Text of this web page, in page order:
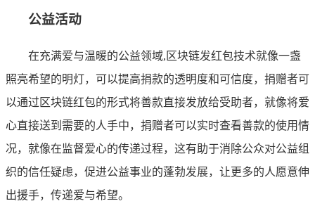
公益活动
在充满爱与温暖的公益领域,区块链发红包技术就像一盏
照亮希望的明灯，可以提高捐款的透明度和可信度，捐赠者可
以通过区块链红包的形式将善款直接发放给受助者，就像将爱
心直接送到需要的人手中，捐赠者可以实时查看善款的使用情
况，就像在监督爱心的传递过程，这有助于消除公众对公益组
织的信任疑虑，促进公益事业的蓬勃发展，让更多的人愿意伸
出援手，传递爱与希望。